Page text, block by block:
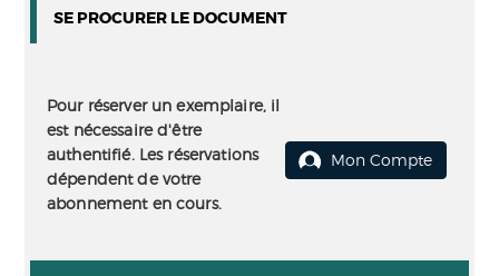
SE PROCURER LE DOCUMENT
Pour réserver un exemplaire, il
est nécessaire d'être
authentifié. Les réservations
dépendent de votre
abonnement en cours.
Mon Compte